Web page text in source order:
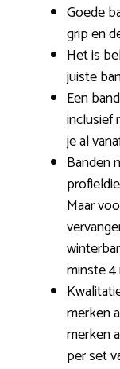
Goede
grip en
Het is
juiste
Een
inclusief
je al
Banden
Maar
minste 4
merken
merken
per set